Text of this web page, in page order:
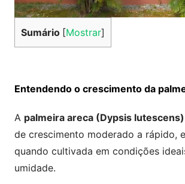
Sumário [Mostrar]
Entendendo o crescimento da
A palmeira areca (Dypsis lutescens)
de crescimento moderado a rápido,
quando cultivada em condições
umidade.